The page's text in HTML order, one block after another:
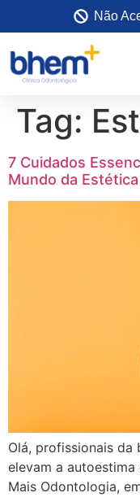
Não
Tag:
7 Cuidados
Mundo da
Olá, profissionais da
elevam a autoestima
Mais Odontologia,